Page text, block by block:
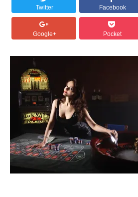
Twitter Facebook
Google+ Pocket